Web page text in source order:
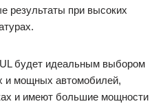
результаты при высоких
будет идеальным выбором
и мощных автомобилей,
и имеют большие мощности